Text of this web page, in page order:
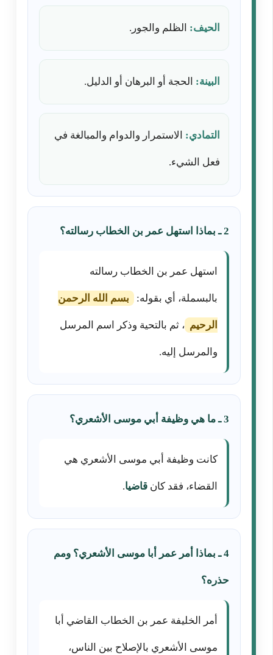
الحيف: الظلم والجور.
البينة: الحجة أو البرهان أو الدليل.
التمادي: الاستمرار والدوام والمبالغة في
فعل الشيء.
2 ـ بماذا استهل عمر بن الخطاب رسالته؟
استهل عمر بن الخطاب رسالته
بالبسملة، أي بقوله: بسم الله الرحمن
الرحيم ، ثم بالتحية وذكر اسم المرسل
والمرسل إليه.
3 ـ ما هي وظيفة أبي موسى الأشعري؟
كانت وظيفة أبي موسى الأشعري هي
القضاء، فقد كان قاضيا.
4 ـ بماذا أمر عمر أبا موسى الأشعري؟ ومم
حذره؟
أمر الخليفة عمر بن الخطاب القاضي أبا
موسى الأشعري بالإصلاح بين الناس،